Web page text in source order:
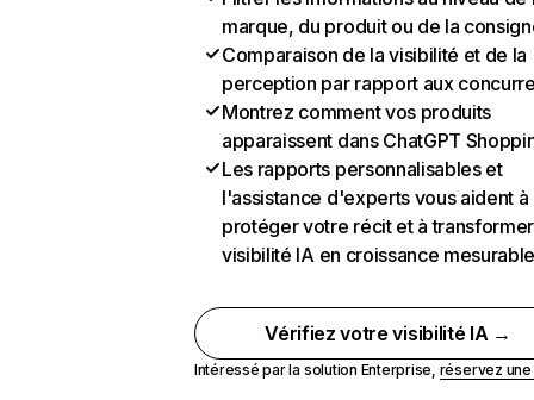
marque, du produit ou de la
Comparaison de la visibilité et de la
perception par rapport aux
Montrez comment vos produits
apparaissent dans ChatGPT
Les rapports personnalisables et
l'assistance d'experts vous aident à
protéger votre récit et à
visibilité IA en croissance
Vérifiez votre visibilité IA →
Intéressé par la solution Enterprise, réservez